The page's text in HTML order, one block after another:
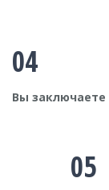
04
Вы заключаете
05